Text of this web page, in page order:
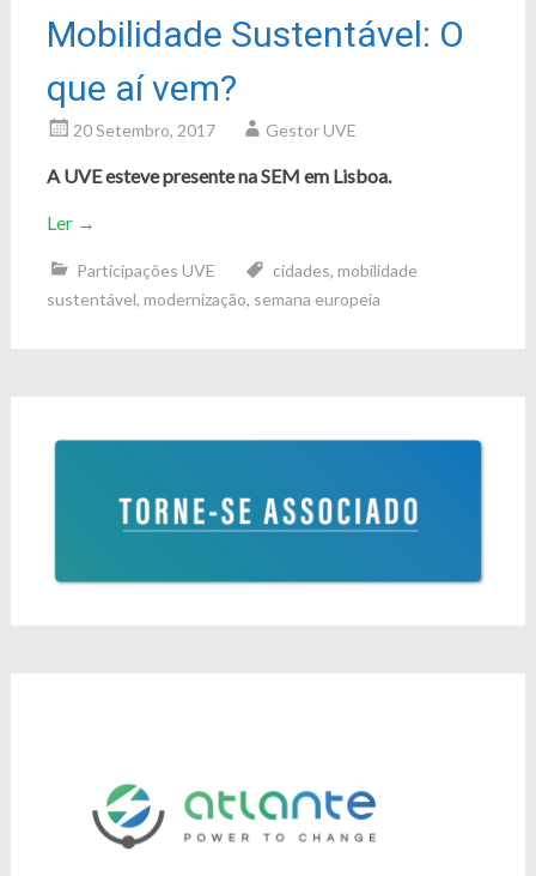
Mobilidade Sustentável: O
que aí vem?
20 Setembro, 2017 Gestor UVE
A UVE esteve presente na SEM em Lisboa.
Ler →
Participações UVE cidades, mobilidade
sustentável, modernização, semana europeia